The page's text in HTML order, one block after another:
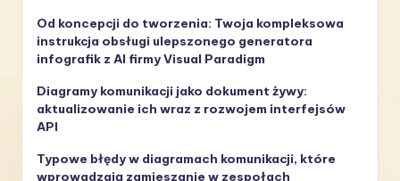
Od koncepcji do tworzenia: Twoja kompleksowa
instrukcja obsługi ulepszonego generatora
infografik z AI firmy Visual Paradigm
Diagramy komunikacji jako dokument żywy:
aktualizowanie ich wraz z rozwojem interfejsów
API
Typowe błędy w diagramach komunikacji, które
wprowadzają zamieszanie w zespołach